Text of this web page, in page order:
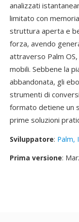
analizzati
limitato con
struttura aperta e
forza, avendo
attraverso Palm
mobili. Sebbene la
abbandonata, gli
strumenti di
formato detiene un
prime soluzioni
Sviluppatore: Palm,
Prima versione: